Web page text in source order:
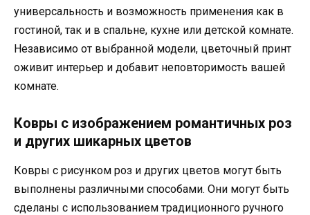
универсальность и возможность применения как в
гостиной, так и в спальне, кухне или детской комнате.
Независимо от выбранной модели, цветочный принт
оживит интерьер и добавит неповторимость вашей
комнате.
Ковры с изображением романтичных роз
и других шикарных цветов
Ковры с рисунком роз и других цветов могут быть
выполнены различными способами. Они могут быть
сделаны с использованием традиционного ручного